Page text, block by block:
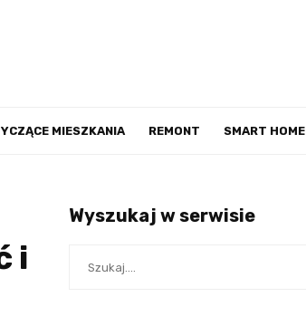
MIESZKANIA REMONT SMART HOME
i
Wyszukaj w serwisie